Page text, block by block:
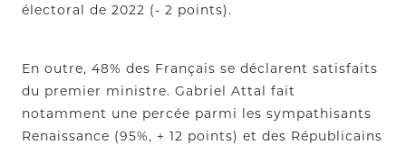
électoral de 2022 (- 2 points).
En outre, 48% des Français se déclarent satisfaits
du premier ministre. Gabriel Attal fait
notamment une percée parmi les sympathisants
Renaissance (95%, + 12 points) et des Républicains